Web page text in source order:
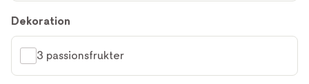
Dekoration
3 passionsfrukter